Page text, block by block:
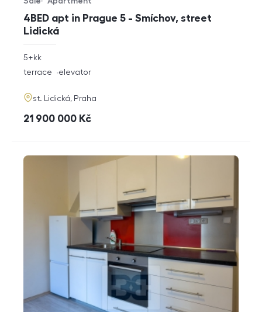
4BED apt in Prague 5 - Smíchov, street
Lidická
Offer type
Property type
rozměry
disposition
5+kk
funkce
terrace elevator
adresa
st. Lidická, Praha
cena
21 900 000 Kč